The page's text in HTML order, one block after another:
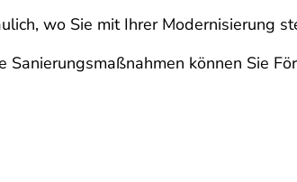
wo Sie mit Ihrer Modernisierung
Sanierungsmaßnahmen können Sie